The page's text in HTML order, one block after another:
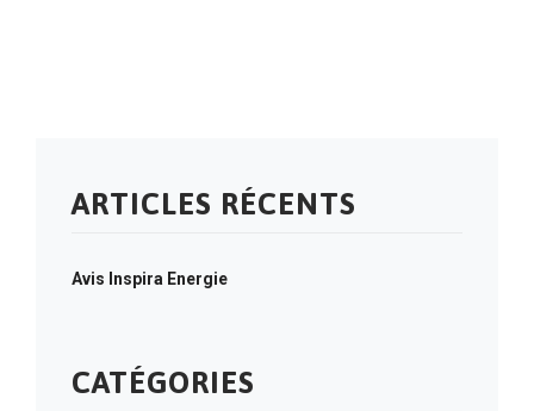
ARTICLES RÉCENTS
Avis Inspira Energie
CATÉGORIES